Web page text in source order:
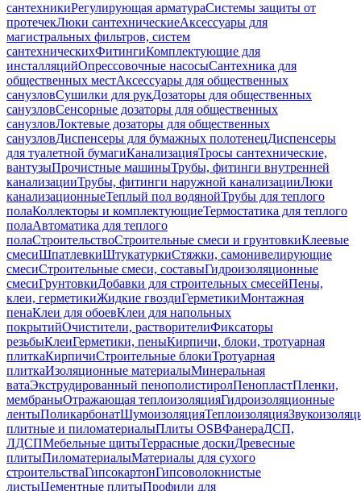
сантехникиРегулирующая арматураСистемы защиты от
протечекЛюки сантехническиеАксессуары для
магистральных фильтров, систем
сантехническихФитингиКомплектующие для
инсталляцийОпрессовочные насосыСантехника для
общественных местАксессуары для общественных
санузловСушилки для рукДозаторы для общественных
санузловСенсорные дозаторы для общественных
санузловЛоктевые дозаторы для общественных
санузловДиспенсеры для бумажных полотенецДиспенсеры
для туалетной бумагиКанализацияТросы сантехнические,
вантузыПрочистные машиныТрубы, фитинги внутренней
канализацииТрубы, фитинги наружной канализацииЛюки
канализационныеТеплый пол водянойТрубы для теплого
полаКоллекторы и комплектующиеТермостатика для теплого
полаАвтоматика для теплого
полаСтроительствоСтроительные смеси и грунтовкиКлеевые
смесиШпатлевкиШтукатуркиСтяжки, самонивелирующие
смесиСтроительные смеси, составыГидроизоляционные
смесиГрунтовкиДобавки для строительных смесейПены,
клеи, герметикиЖидкие гвоздиГерметикиМонтажная
пенаКлеи для обоевКлеи для напольных
покрытийОчистители, растворителиФиксаторы
резьбыКлеиГерметики, пеныКирпичи, блоки, тротуарная
плиткаКирпичиСтроительные блокиТротуарная
плиткаИзоляционные материалыМинеральная
ватаЭкструдированный пенополистиролПенопластПленки,
мембраныОтражающая теплоизоляцияГидроизоляционные
лентыПоликарбонатШумоизоляцияТеплоизоляция
плитные и пиломатериалыПлиты OSBФанераДСП,
ЛДСПМебельные щитыТеррасные доскиДревесные
плитыПиломатериалыМатериалы для сухого
строительстваГипсокартонГипсоволокнистые
листыЦементные плитыПрофили для